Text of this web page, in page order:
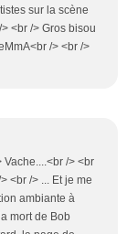
sur la scène
<br /> Gros bisou
/> <br />
Vache....<br /> <br
<br /> ... Et je me
ambiante à
mort de Bob